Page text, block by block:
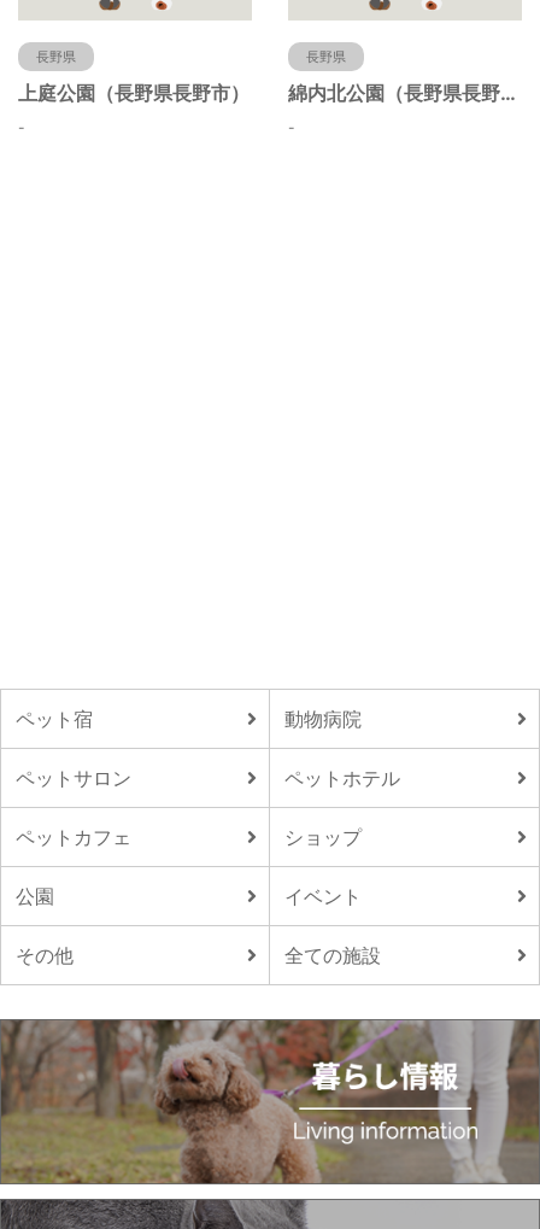
長野県
上庭公園（長野県長野市）
-
長野県
綿内北公園（長野県長野市）
-
ペット宿 動物病院
ペットサロン ペットホテル
ペットカフェ ショップ
公園 イベント
その他 全ての施設